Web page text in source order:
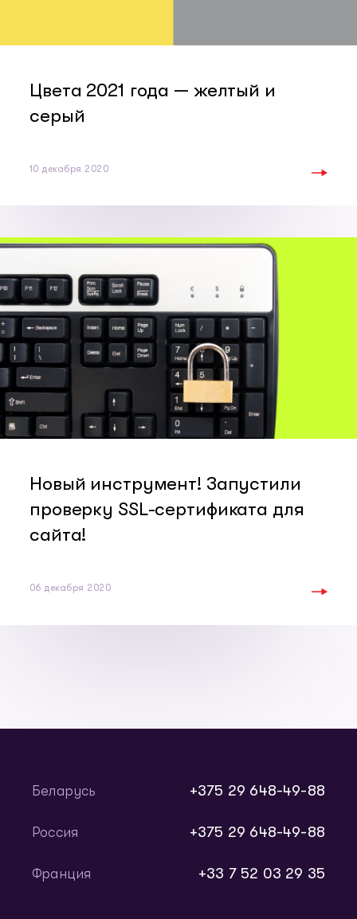
Цвета 2021 года — желтый и
серый
10 декабря 2020
Новый инструмент! Запустили
проверку SSL-сертификата для
сайта!
06 декабря 2020
Беларусь +375 29 648-49-88
Россия +375 29 648-49-88
Франция +33 7 52 03 29 35